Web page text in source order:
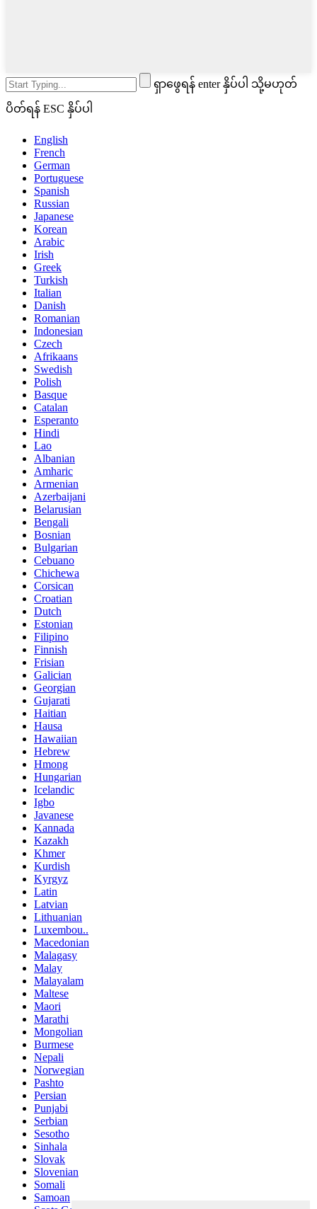
ရှာဖွေရန် enter နှိပ်ပါ သို့မဟုတ်
ပိတ်ရန် ESC နှိပ်ပါ
English
French
German
Portuguese
Spanish
Russian
Japanese
Korean
Arabic
Irish
Greek
Turkish
Italian
Danish
Romanian
Indonesian
Czech
Afrikaans
Swedish
Polish
Basque
Catalan
Esperanto
Hindi
Lao
Albanian
Amharic
Armenian
Azerbaijani
Belarusian
Bengali
Bosnian
Bulgarian
Cebuano
Chichewa
Corsican
Croatian
Dutch
Estonian
Filipino
Finnish
Frisian
Galician
Georgian
Gujarati
Haitian
Hausa
Hawaiian
Hebrew
Hmong
Hungarian
Icelandic
Igbo
Javanese
Kannada
Kazakh
Khmer
Kurdish
Kyrgyz
Latin
Latvian
Lithuanian
Luxembou..
Macedonian
Malagasy
Malay
Malayalam
Maltese
Maori
Marathi
Mongolian
Burmese
Nepali
Norwegian
Pashto
Persian
Punjabi
Serbian
Sesotho
Sinhala
Slovak
Slovenian
Somali
Samoan